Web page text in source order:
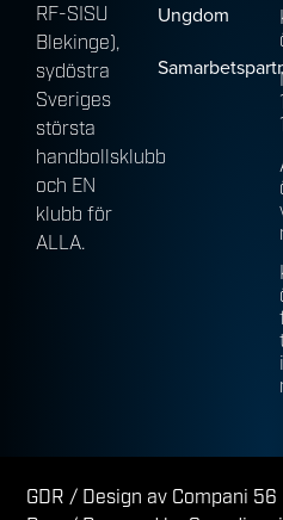
RF-SISU
Blekinge),
sydöstra
Sveriges
största
handbollsklubb
och EN
klubb för
ALLA.
Ungdom
GDR / Design av Compani 56